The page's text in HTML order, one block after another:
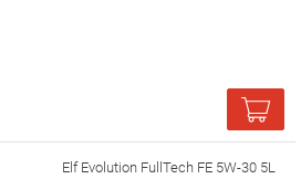
Elf Evolution FullTech FE 5W-30 5L